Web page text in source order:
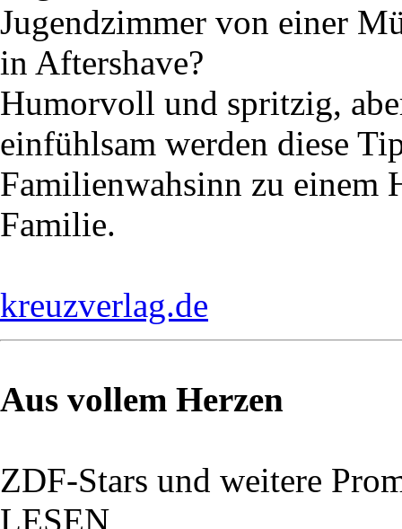
Jugendzimmer von einer
in Aftershave?
Humorvoll und spritzig,
einfühlsam werden diese
Familienwahsinn zu einem
Familie.
kreuzverlag.de
Aus vollem Herzen
ZDF-Stars und weitere
LESEN